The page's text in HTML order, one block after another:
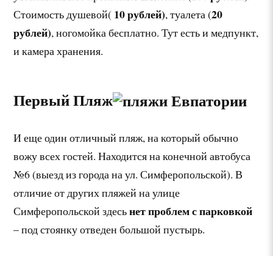
Стоимость душевой( 10рублей), туалета (20
рублей), ногомойка бесплатно. Тут есть и медпункт,
и камера хранения.
Первый Пляж
И еще один отличный пляж, на который обычно
вожу всех гостей. Находится на конечной автобуса
№6 (выезд из города на ул. Симферопольской). В
отличие от других пляжей на улице
Симферопольской здесьнет проблем с парковкой
– под стоянку отведен большой пустырь.